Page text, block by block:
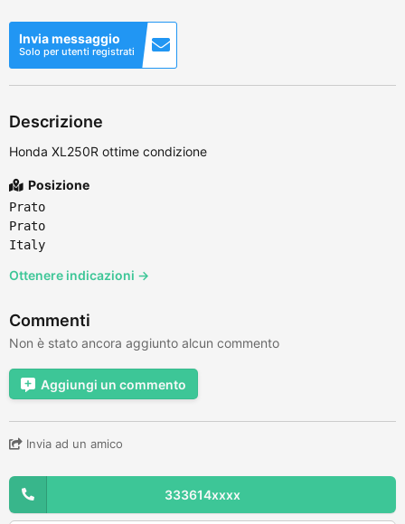
Invia messaggio
Solo per utenti registrati
Descrizione
Honda XL250R ottime condizione
Posizione
Prato
Prato
Italy
Ottenere indicazioni →
Commenti
Non è stato ancora aggiunto alcun commento
Aggiungi un commento
Invia ad un amico
333614xxxx